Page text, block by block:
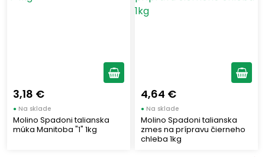
3,18 €
● Na sklade
Molino Spadoni talianska
múka Manitoba "1" 1kg
4,64 €
● Na sklade
Molino Spadoni talianska
zmes na prípravu čierneho
chleba 1kg